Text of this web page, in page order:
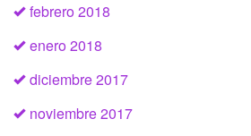
febrero 2018
enero 2018
diciembre 2017
noviembre 2017